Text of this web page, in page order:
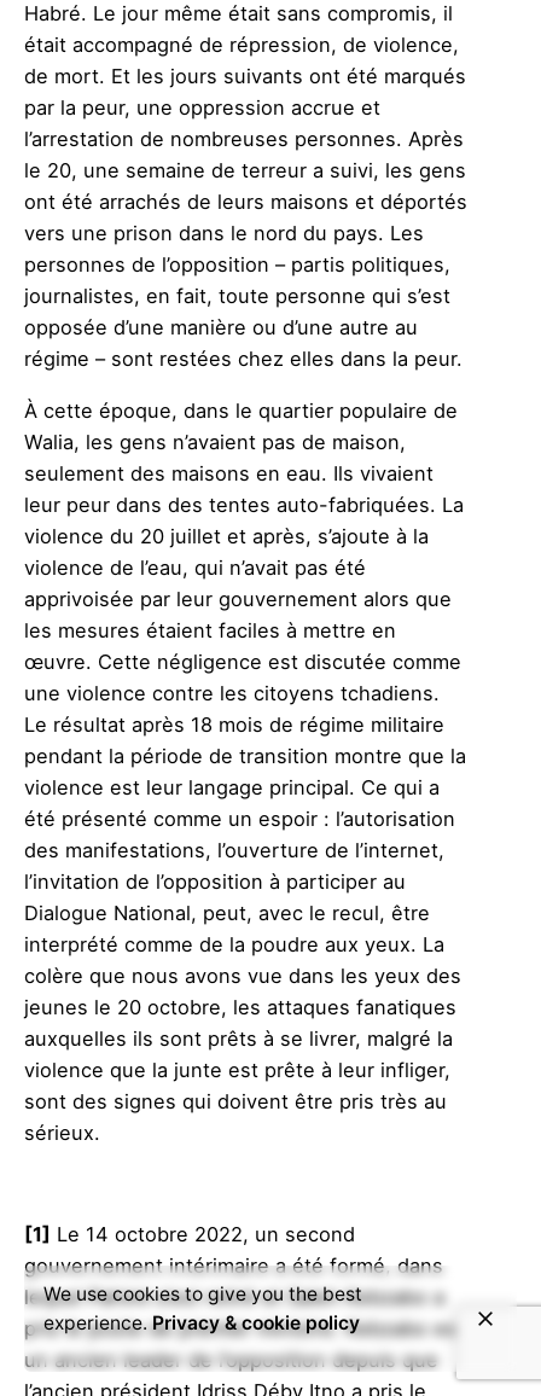
Habré. Le jour même était sans compromis, il
était accompagné de répression, de violence,
de mort. Et les jours suivants ont été marqués
par la peur, une oppression accrue et
l’arrestation de nombreuses personnes. Après
le 20, une semaine de terreur a suivi, les gens
ont été arrachés de leurs maisons et déportés
vers une prison dans le nord du pays. Les
personnes de l’opposition – partis politiques,
journalistes, en fait, toute personne qui s’est
opposée d’une manière ou d’une autre au
régime – sont restées chez elles dans la peur.
À cette époque, dans le quartier populaire de
Walia, les gens n’avaient pas de maison,
seulement des maisons en eau. Ils vivaient
leur peur dans des tentes auto-fabriquées. La
violence du 20 juillet et après, s’ajoute à la
violence de l’eau, qui n’avait pas été
apprivoisée par leur gouvernement alors que
les mesures étaient faciles à mettre en
œuvre. Cette négligence est discutée comme
une violence contre les citoyens tchadiens.
Le résultat après 18 mois de régime militaire
pendant la période de transition montre que la
violence est leur langage principal. Ce qui a
été présenté comme un espoir : l’autorisation
des manifestations, l’ouverture de l’internet,
l’invitation de l’opposition à participer au
Dialogue National, peut, avec le recul, être
interprété comme de la poudre aux yeux. La
colère que nous avons vue dans les yeux des
jeunes le 20 octobre, les attaques fanatiques
auxquelles ils sont prêts à se livrer, malgré la
violence que la junte est prête à leur infliger,
sont des signes qui doivent être pris très au
sérieux.
[1] Le 14 octobre 2022, un second
gouvernement intérimaire a été formé, dans
lequel Pahimi s’est retiré et Saleh Kebzabo a
pris le poste de premier ministre. Kebzabo est
un ancien leader de l’opposition depuis que
We use cookies to give you the best
experience.Privacy & cookie policy